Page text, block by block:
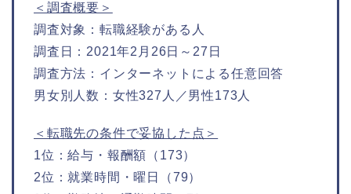
＜調査概要＞
調査対象：転職経験がある人
調査日：2021年2月26日～27日
調査方法：インターネットによる任意回答
男女別人数：女性327人／男性173人
＜転職先の条件で妥協した点＞
1位：給与・報酬額（173）
2位：就業時間・曜日（79）